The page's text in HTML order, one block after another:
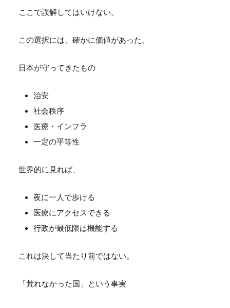
ここで誤解してはいけない。
この選択には、確かに価値があった。
日本が守ってきたもの
治安
社会秩序
医療・インフラ
一定の平等性
世界的に見れば、
夜に一人で歩ける
医療にアクセスできる
行政が最低限は機能する
これは決して当たり前ではない。
「荒れなかった国」という事実